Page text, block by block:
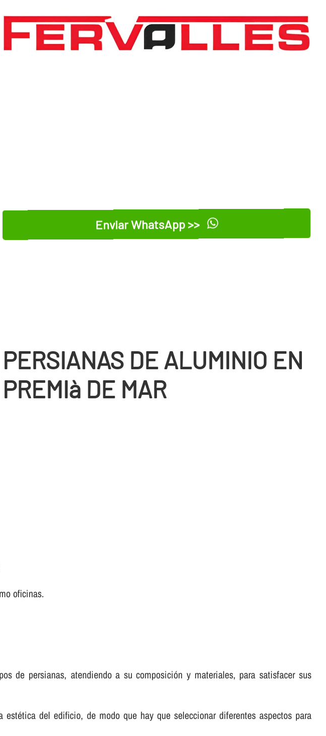
Enviar WhatsApp >>
PERSIANAS DE ALUMINIO EN
PREMIà DE MAR
oficinas.
de persianas, atendiendo a su composición y materiales, para satisfacer sus
del edificio, de modo que hay que seleccionar diferentes aspectos para